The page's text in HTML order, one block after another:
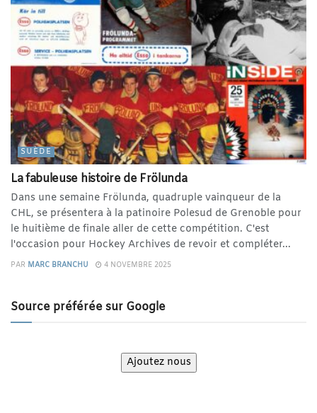
SUÈDE
La fabuleuse histoire de Frölunda
Dans une semaine Frölunda, quadruple vainqueur de la
CHL, se présentera à la patinoire Polesud de Grenoble pour
le huitième de finale aller de cette compétition. C'est
l'occasion pour Hockey Archives de revoir et compléter...
PAR MARC BRANCHU 4 NOVEMBRE 2025
Source préférée sur Google
Ajoutez nous